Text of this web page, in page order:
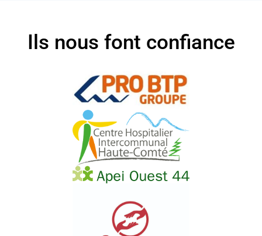
Ils nous font confiance